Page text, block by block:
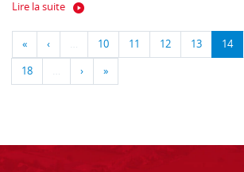
Lire la suite
« ‹ … 10 11 12 13 14
18 … › »